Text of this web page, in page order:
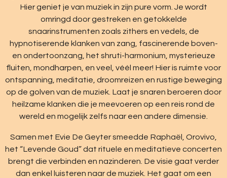
Hier geniet je van muziek in zijn pure vorm. Je wordt
omringd door gestreken en getokkelde
snaarinstrumenten zoals zithers en vedels, de
hypnotiserende klanken van zang, fascinerende boven-
en ondertoonzang, het shruti-harmonium, mysterieuze
fluiten, mondharpen, en veel, véél meer! Hier is ruimte voor
ontspanning, meditatie, droomreizen en rustige beweging
op de golven van de muziek. Laat je snaren beroeren door
heilzame klanken die je meevoeren op een reis rond de
wereld en mogelijk zelfs naar een andere dimensie.
Samen met Evie De Geyter smeedde Raphaël, Orovivo,
het “Levende Goud” dat rituele en meditatieve concerten
brengt die verbinden en nazinderen. De visie gaat verder
dan enkel luisteren naar de muziek. Het gaat om een